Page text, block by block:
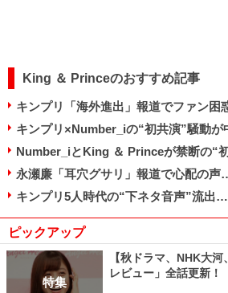
King ＆ Princeのおすすめ記事
キンプリ「海外進出」報道でファン困惑…平野紫耀
キンプリ×Number_iの“初共演”騒動が中居正広に飛び火
Number_iとKing ＆ Princeが禁断の“初共演”へ！ 「素直に
永瀬廉「耳穴グサリ」報道で心配の声…高橋海人「僕がキ
キンプリ5人時代の“下ネタ音声”流出…岸優太「サンプ
ピックアップ
特集
【秋ドラマ、NHK大
レビュー」全話更新！